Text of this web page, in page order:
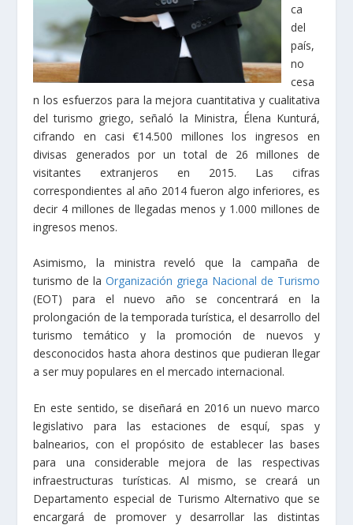
ca
del
país,
no
cesa
n los esfuerzos para la mejora cuantitativa y cualitativa
del turismo griego, señaló la Ministra, Élena Kunturá,
cifrando en casi €14.500 millones los ingresos en
divisas generados por un total de 26 millones de
visitantes extranjeros en 2015. Las cifras
correspondientes al año 2014 fueron algo inferiores, es
decir 4 millones de llegadas menos y 1.000 millones de
ingresos menos.
Asimismo, la ministra reveló que la campaña de
turismo de laOrganización griega Nacional de Turismo
(EOT) para el nuevo año se concentrará en la
prolongación de la temporada turística, el desarrollo del
turismo temático y la promoción de nuevos y
desconocidos hasta ahora destinos que pudieran llegar
a ser muy populares en el mercado internacional.
En este sentido, se diseñará en 2016 un nuevo marco
legislativo para las estaciones de esquí, spas y
balnearios, con el propósito de establecer las bases
para una considerable mejora de las respectivas
infraestructuras turísticas. Al mismo, se creará un
Departamento especial de Turismo Alternativo que se
encargará de promover y desarrollar las distintas